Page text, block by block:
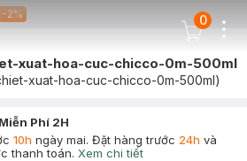
Cart Icon
0
-2%
xuat-hoa-cuc-chicco-0m-500ml
xuat-hoa-cuc-chicco-0m-500ml)
Phí 2H
10h ngày mai. Đặt hàng trước 24h và
thanh toán. Xem chi tiết